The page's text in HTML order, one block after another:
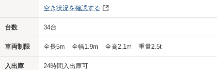
空き状況を確認する
台数 34台
車両制限 全長5m 全幅1.9m 全高2.1m 重量2.5t
入出庫
24時間入出庫可